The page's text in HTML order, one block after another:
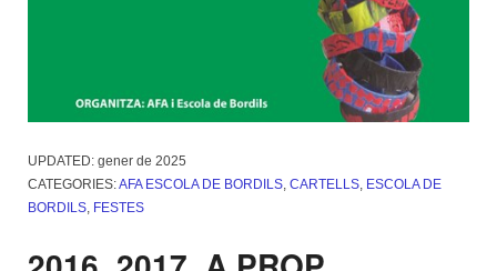
UPDATED: gener de 2025
CATEGORIES:AFA ESCOLA DE BORDILS, CARTELLS, ESCOLA DE
BORDILS, FESTES